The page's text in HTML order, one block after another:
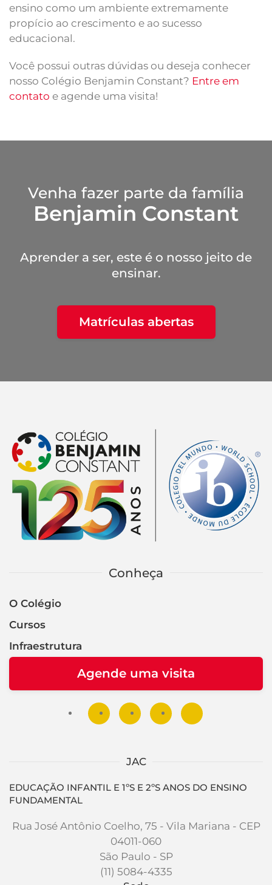
ensino como um ambiente extremamente
propício ao crescimento e ao sucesso
educacional.
Você possui outras dúvidas ou deseja conhecer
nosso Colégio Benjamin Constant? Entre em
contato e agende uma visita!
Venha fazer parte da família
Benjamin Constant
Aprender a ser, este é o nosso jeito de
ensinar.
Matrículas abertas
Conheça
O Colégio
Cursos
Infraestrutura
Agende uma visita
JAC
EDUCAÇÃO INFANTIL E 1ºS E 2ºS ANOS DO ENSINO
FUNDAMENTAL
Rua José Antônio Coelho, 75 - Vila Mariana - CEP
04011-060
São Paulo - SP
(11) 5084-4335